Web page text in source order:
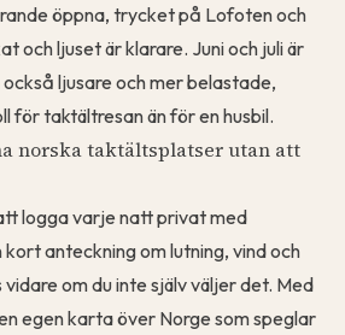
öppna, trycket på Lofoten och
och ljuset är klarare. Juni och juli är
ljusare och mer belastade,
för taktältresan än för en husbil.
norska taktältsplatser utan att
logga varje natt privat med
anteckning om lutning, vind och
om du inte själv väljer det. Med
egen karta över Norge som speglar